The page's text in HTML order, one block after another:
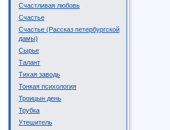
Счастливая любовь
Счастье
Счастье (Рассказ петербургской
дамы)
Сырье
Талант
Тихая заводь
Тонкая психология
Троицын день
Трубка
Утешитель